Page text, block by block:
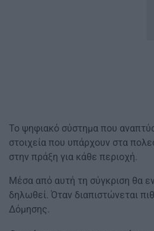
Το ψηφιακό σύστημα που
στοιχεία που υπάρχουν στα
στην πράξη για κάθε περιοχή.
Μέσα από αυτή τη σύγκριση θα
δηλωθεί. Όταν διαπιστώνεται
Δόμησης.